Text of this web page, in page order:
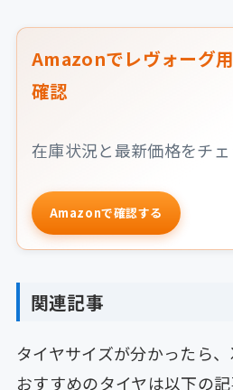
Amazonでレヴォーグ
確認
在庫状況と最新価格をチェ
Amazonで確認する
関連記事
タイヤサイズが分かったら、
おすすめのタイヤは以下の